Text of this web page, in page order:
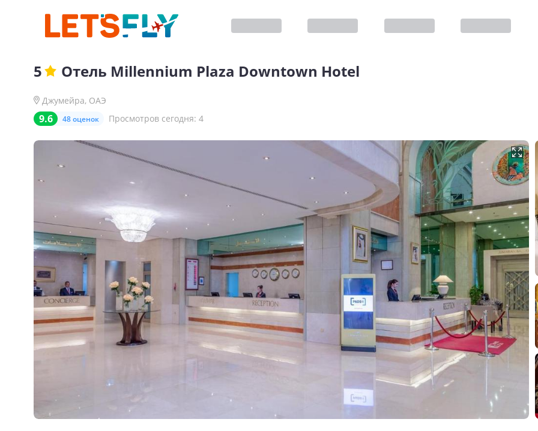
5 Отель Millennium Plaza Downtown Hotel
Джумейра, ОАЭ
9.6 48 оценок Просмотров сегодня: 4